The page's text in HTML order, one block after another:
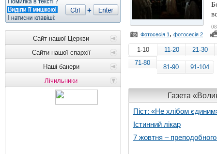
Сайт нашої Церкви
Сайти нашої єпархії
Наші банери
Лічильники
Фотосесія 1 , фотосесія 2
1-10 11-20
21-30
71-80
81-90 91-104
Газета
Піст: «Не хлібом
Істинний лікар
7 жовтня –